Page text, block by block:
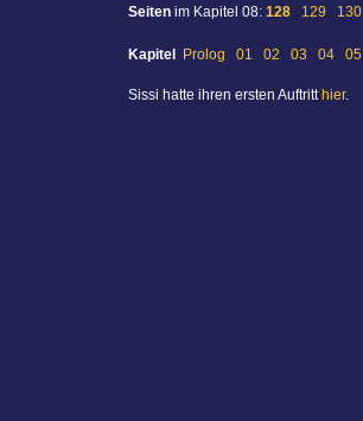
Seiten im Kapitel 08: 128 129 130
Kapitel Prolog 01 02 03 04 05
Sissi hatte ihren ersten Auftritt hier.